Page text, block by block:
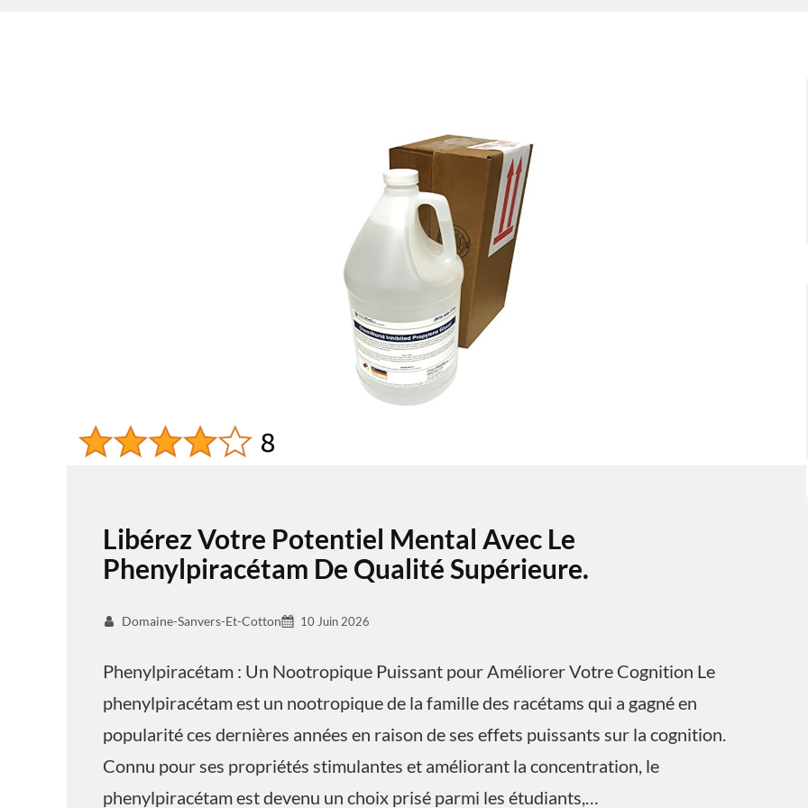
Libérez Votre Potentiel Mental Avec Le
Phenylpiracétam De Qualité Supérieure.
Domaine-Sanvers-Et-Cotton 10 Juin 2026
Phenylpiracétam : Un Nootropique Puissant pour Améliorer Votre Cognition Le
phenylpiracétam est un nootropique de la famille des racétams qui a gagné en
popularité ces dernières années en raison de ses effets puissants sur la cognition.
Connu pour ses propriétés stimulantes et améliorant la concentration, le
phenylpiracétam est devenu un choix prisé parmi les étudiants,…